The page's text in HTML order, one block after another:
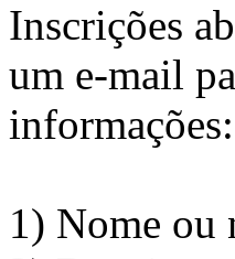
Inscrições
um e-mail
informações:
1) Nome ou